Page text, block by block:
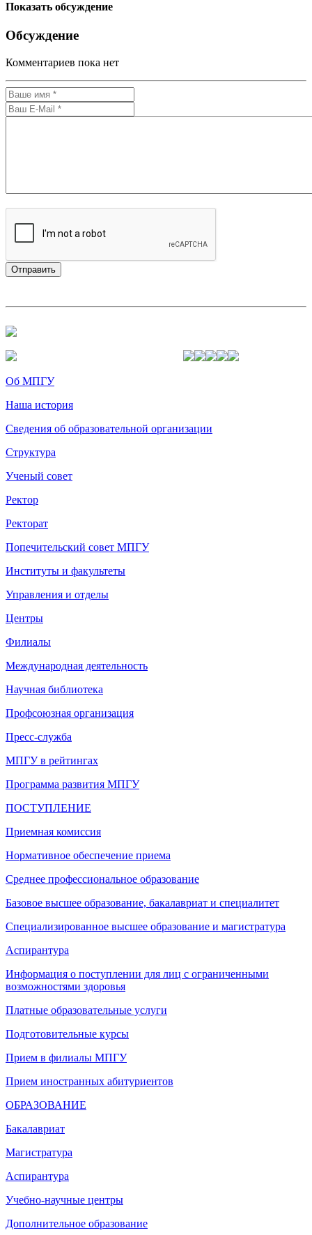
Показать обсуждение
Обсуждение
Комментариев пока нет
Об МПГУ
Наша история
Сведения об образовательной организации
Структура
Ученый совет
Ректор
Ректорат
Попечительский совет МПГУ
Институты и факультеты
Управления и отделы
Центры
Филиалы
Международная деятельность
Научная библиотека
Профсоюзная организация
Пресс-служба
МПГУ в рейтингах
Программа развития МПГУ
ПОСТУПЛЕНИЕ
Приемная комиссия
Нормативное обеспечение приема
Среднее профессиональное образование
Базовое высшее образование, бакалавриат и специалитет
Специализированное высшее образование и магистратура
Аспирантура
Информация о поступлении для лиц с ограниченными
возможностями здоровья
Платные образовательные услуги
Подготовительные курсы
Прием в филиалы МПГУ
Прием иностранных абитуриентов
ОБРАЗОВАНИЕ
Бакалавриат
Магистратура
Аспирантура
Учебно-научные центры
Дополнительное образование